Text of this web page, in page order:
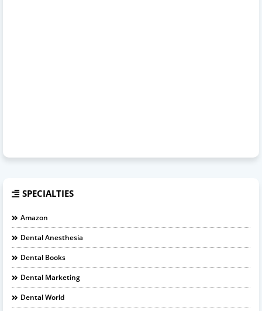
SPECIALTIES
Amazon
Dental Anesthesia
Dental Books
Dental Marketing
Dental World